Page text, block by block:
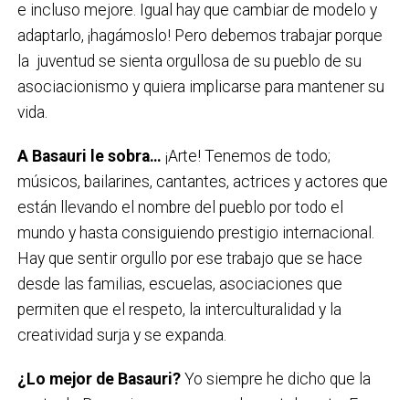
e incluso mejore. Igual hay que cambiar de modelo y
adaptarlo, ¡hagámoslo! Pero debemos trabajar porque
la juventud se sienta orgullosa de su pueblo de su
asociacionismo y quiera implicarse para mantener su
vida.
A Basauri le sobra… ¡Arte! Tenemos de todo;
músicos, bailarines, cantantes, actrices y actores que
están llevando el nombre del pueblo por todo el
mundo y hasta consiguiendo prestigio internacional.
Hay que sentir orgullo por ese trabajo que se hace
desde las familias, escuelas, asociaciones que
permiten que el respeto, la interculturalidad y la
creatividad surja y se expanda.
¿Lo mejor de Basauri?Yo siempre he dicho que la